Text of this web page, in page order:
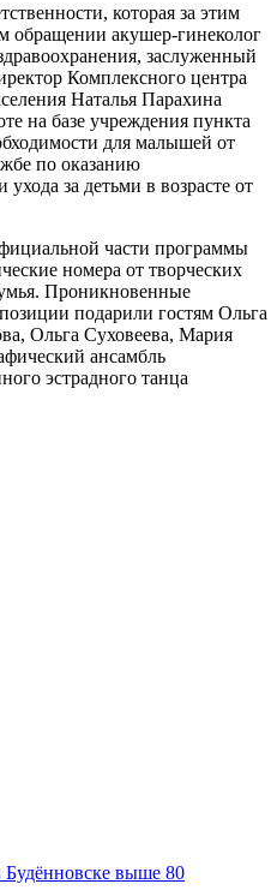
которая за этим
обращении акушер-гинеколог
заслуженный
Комплексного центра
Наталья Парахина
на базе учреждения пункта
для малышей от
по оказанию
за детьми в возрасте от
части программы
номера от творческих
Проникновенные
подарили гостям Ольга
Ольга Суховеева, Мария
ансамбль
эстрадного танца
Будённовске выше 80